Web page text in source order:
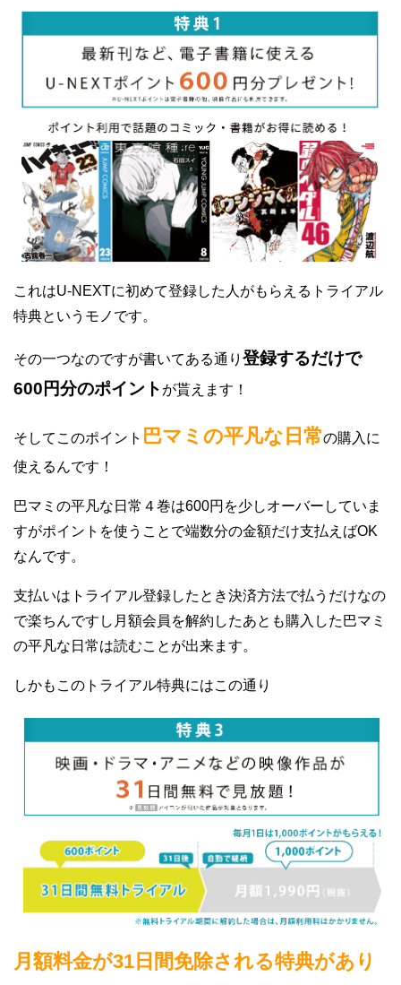
これはU-NEXTに初めて登録した人がもらえるトライアル
特典というモノです。
その一つなのですが書いてある通り 登録するだけで
600円分のポイント が貰えます！
そしてこのポイント 巴マミの平凡な日常の購入に
使えるんです！
巴マミの平凡な日常４巻は600円を少しオーバーしていま
すがポイントを使うことで端数分の金額だけ支払えばOK
なんです。
支払いはトライアル登録したとき決済方法で払うだけなの
で楽ちんですし月額会員を解約したあとも購入した巴マミ
の平凡な日常は読むことが出来ます。
しかもこのトライアル特典にはこの通り
月額料金が31日間免除される特典があり